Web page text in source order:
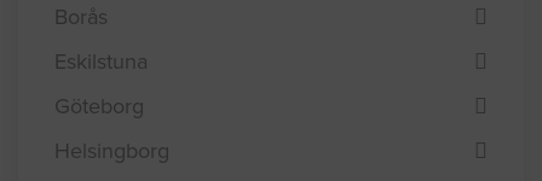
Borås
Eskilstuna
Göteborg
Helsingborg